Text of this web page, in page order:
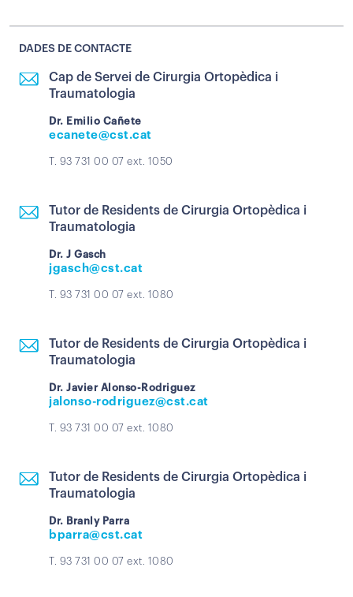
DADES DE CONTACTE
Cap de Servei de Cirurgia Ortopèdica i
Traumatologia
Dr. Emilio Cañete
ecanete@cst.cat
T. 93 731 00 07 ext. 1050
Tutor de Residents de Cirurgia Ortopèdica i
Traumatologia
Dr. J Gasch
jgasch@cst.cat
T. 93 731 00 07 ext. 1080
Tutor de Residents de Cirurgia Ortopèdica i
Traumatologia
Dr. Javier Alonso-Rodriguez
jalonso-rodriguez@cst.cat
T. 93 731 00 07 ext. 1080
Tutor de Residents de Cirurgia Ortopèdica i
Traumatologia
Dr. Branly Parra
bparra@cst.cat
T. 93 731 00 07 ext. 1080